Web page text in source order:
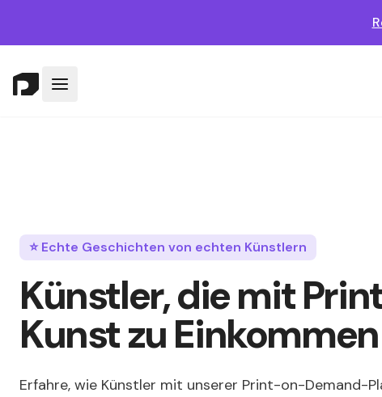
⭐ Echte Geschichten von echten Künstlern
Künstler, die mit
Kunst zu
Erfahre, wie Künstler mit unserer Print-on-Demand-